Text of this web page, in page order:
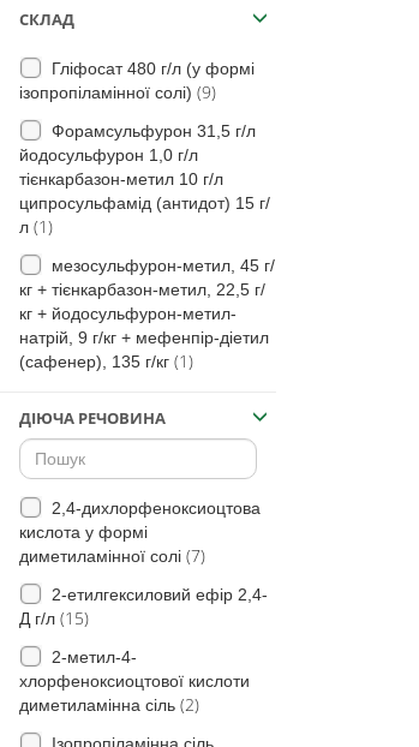
Горобейник польовий (34)
щавель горобиний(15)
щавель кучерявий
щавель туполистий(11)
незабудка польова
кохія вінична(6)
Дескуранія(7)
Злинка (3)
Елевзина індійська
Росичка(види)
Роман собачий(13)
Грицики звичайні
Гібіскус трійчастий
Сухоребрик лікарський
Чорнобривці(1)
Падалиця традиційного
СКЛАД
Гліфосат 480 г/л (у формі
ізопропіламінної солі) (9)
Форамсульфурон 31,5 г/л
йодосульфурон 1,0 г/л
тієнкарбазон-метил 10 г/л
ципросульфамід (антидот) 15 г/
л (1)
мезосульфурон-метил, 45 г/
кг + тієнкарбазон-метил, 22,5 г/
кг + йодосульфурон-метил-
натрій, 9 г/кг + мефенпір-діетил
(сафенер), 135 г/кг (1)
ДІЮЧА РЕЧОВИНА
2,4-дихлорфеноксиоцтова
кислота у формі
диметиламінної солі (7)
2-етилгексиловий ефір 2,4-
Д г/л (15)
2-метил-4-
хлорфеноксиоцтової кислоти
диметиламінна сіль (2)